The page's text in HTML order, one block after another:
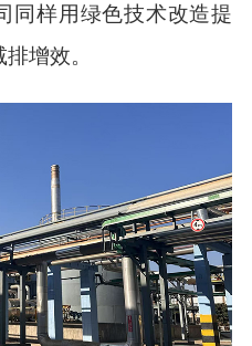
同样用绿色技术改造提
增效。